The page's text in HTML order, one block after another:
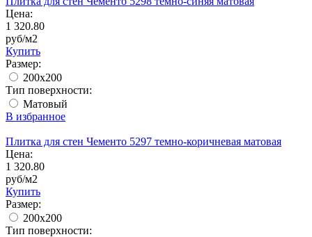
Цена:
1 320.80
руб/м2
Купить
Размер:
200x200
Тип поверхности:
Матовый
В избранное
Плитка для стен Чементо 5297 темно-коричневая матовая
Цена:
1 320.80
руб/м2
Купить
Размер:
200x200
Тип поверхности: